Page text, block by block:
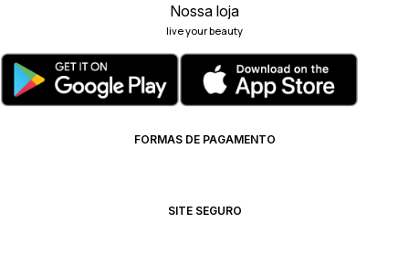
Nossa loja
live your beauty
FORMAS DE PAGAMENTO
SITE SEGURO